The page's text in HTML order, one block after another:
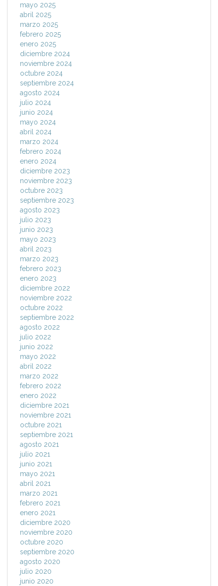
mayo 2025
abril 2025
marzo 2025
febrero 2025
enero 2025
diciembre 2024
noviembre 2024
octubre 2024
septiembre 2024
agosto 2024
julio 2024
junio 2024
mayo 2024
abril 2024
marzo 2024
febrero 2024
enero 2024
diciembre 2023
noviembre 2023
octubre 2023
septiembre 2023
agosto 2023
julio 2023
junio 2023
mayo 2023
abril 2023
marzo 2023
febrero 2023
enero 2023
diciembre 2022
noviembre 2022
octubre 2022
septiembre 2022
agosto 2022
julio 2022
junio 2022
mayo 2022
abril 2022
marzo 2022
febrero 2022
enero 2022
diciembre 2021
noviembre 2021
octubre 2021
septiembre 2021
agosto 2021
julio 2021
junio 2021
mayo 2021
abril 2021
marzo 2021
febrero 2021
enero 2021
diciembre 2020
noviembre 2020
octubre 2020
septiembre 2020
agosto 2020
julio 2020
junio 2020